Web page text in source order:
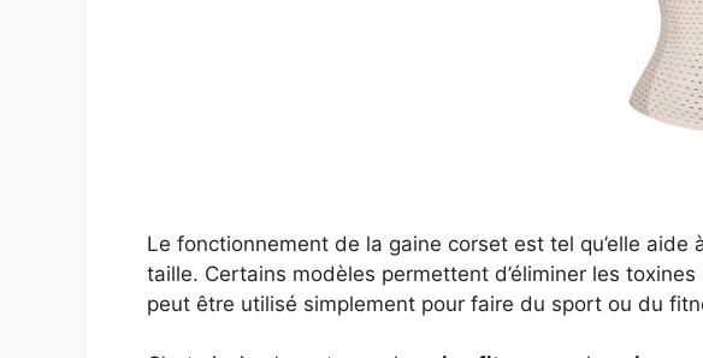
Le fonctionnement de la gaine corset est tel qu’elle aide
taille. Certains modèles permettent d’éliminer les
peut être utilisé simplement pour faire du sport ou du